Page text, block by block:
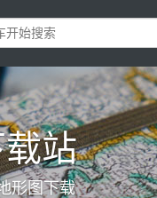
站
形图下载